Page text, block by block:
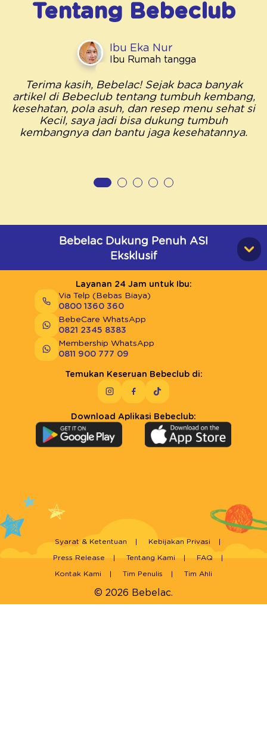
Tentang Bebeclub
Ibu Eka Nur
Ibu Rumah tangga
Terima kasih, Bebelac! Sejak baca banyak
artikel di Bebeclub tentang tumbuh kembang,
kesehatan, pola asuh, dan resep menu sehat si
Kecil, saya jadi bisa dukung tumbuh
kembangnya dan bantu jaga kesehatannya.
Bebelac Dukung Penuh ASI
Eksklusif
Layanan 24 Jam untuk Ibu:
Via Telp (Bebas Biaya)
0800 1360 360
BebeCare WhatsApp
0821 2345 8383
Membership WhatsApp
0811 900 777 09
Temukan Keseruan Bebeclub di:
Download Aplikasi Bebeclub:
© 2026 Bebelac.
Syarat & Ketentuan Kebijakan Privasi
Press Release Tentang Kami FAQ
Kontak Kami Tim Penulis Tim Ahli